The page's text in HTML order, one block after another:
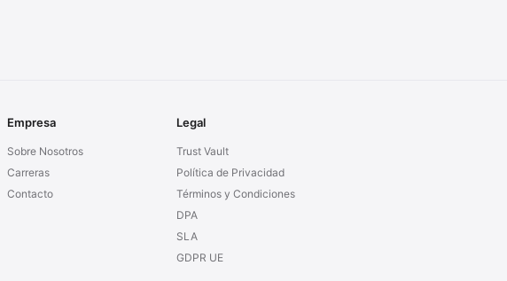
Empresa
Sobre Nosotros
Carreras
Contacto
Legal
Trust Vault
Política de Privacidad
Términos y Condiciones
DPA
SLA
GDPR UE